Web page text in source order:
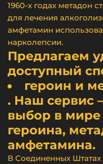
1960-х годах метадон
для лечения
амфетамин
нарколепсии.
Предлагаем
доступный
героин и
. Наш сервис
выбор в мире
героина,
амфетамина.
В Соединенных Штатах